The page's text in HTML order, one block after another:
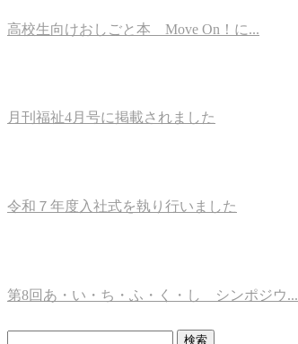
高校生向けおしごと本 Move On！に...
月刊福祉4月号に掲載されました
令和７年度入社式を執り行いました
第8回あ・い・ち・ふ・く・し シンポジウ...